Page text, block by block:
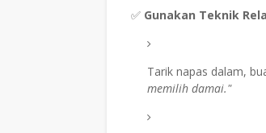
✅ Gunakan Teknik
Tarik napas dalam,
memilih damai."